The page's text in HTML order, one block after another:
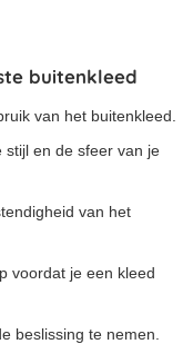
buitenkleed
van het buitenkleed.
stijl en de sfeer van je
van het
voordat je een kleed
beslissing te nemen.